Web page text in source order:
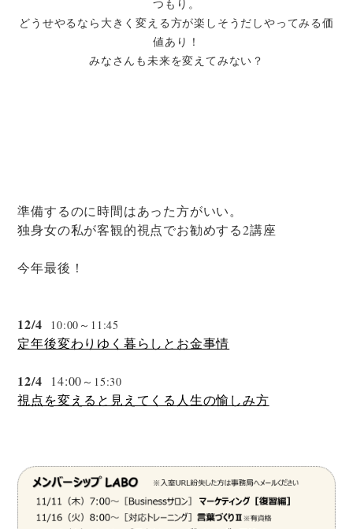
つもり。
どうせやるなら大きく変える方が楽しそうだしやってみる価
値あり！
みなさんも未来を変えてみない？
準備するのに時間はあった方がいい。
独身女の私が客観的視点でお勧めする2講座
今年最後！
12/4 10:00～11:45
定年後変わりゆく暮らしとお金事情
12/4 14:00 ～15:30
視点を変えると見えてくる人生の愉しみ方